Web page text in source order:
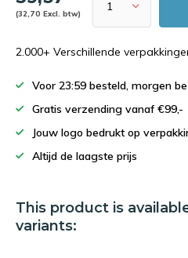
(32,70 Excl. btw)
2.000+ Verschillende
Voor 23:59 besteld, morgen
Gratis verzending vanaf €99,-
Jouw logo bedrukt op
Altijd de laagste prijs
This product is
variants: